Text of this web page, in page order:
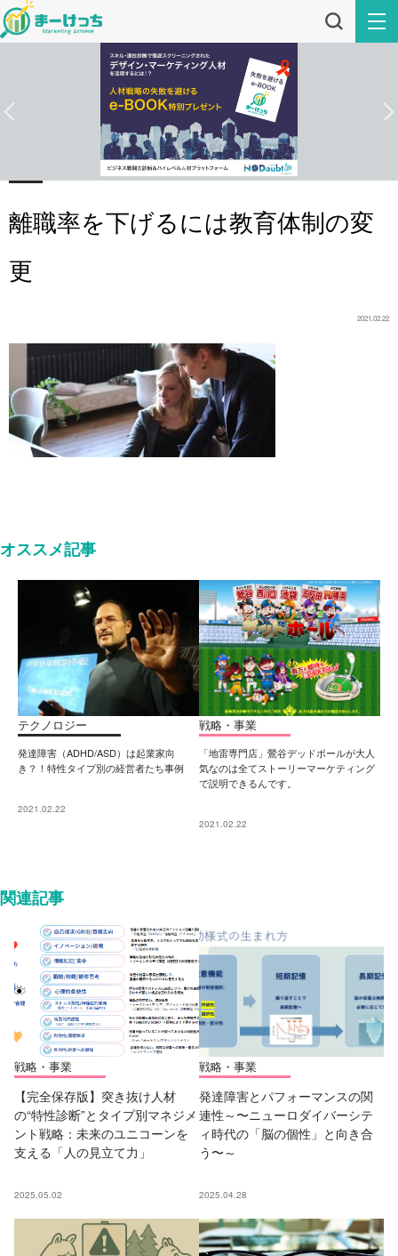
離職率を下げるには教育体制の変
更
2021.02.22
オススメ記事
テクノロジー
発達障害（ADHD/ASD）は起業家向
き？！特性タイプ別の経営者たち事例
2021.02.22
戦略・事業
「地雷専門店」鶯谷デッドボールが大人
気なのは全てストーリーマーケティング
で説明できるんです。
2021.02.22
関連記事
戦略・事業
【完全保存版】突き抜け人材
の“特性診断”とタイプ別マネジメ
ント戦略：未来のユニコーンを
支える「人の見立て力」
2025.05.02
戦略・事業
発達障害とパフォーマンスの関
連性～〜ニューロダイバーシテ
ィ時代の「脳の個性」と向き合
う〜～
2025.04.28